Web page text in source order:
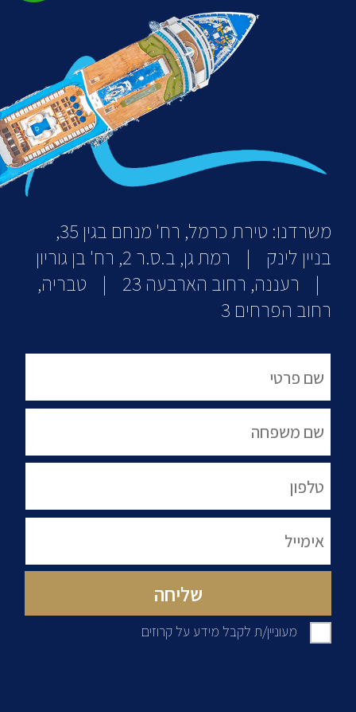
משרדנו: טירת כרמל, רח' מנחם בגין 35,
בניין לינק | רמת גן, ב.ס.ר 2, רח' בן גוריון
| רעננה, רחוב הארבעה 23 | טבריה,
רחוב הפרחים 3
מעוניין/ת לקבל מידע על קרוזים